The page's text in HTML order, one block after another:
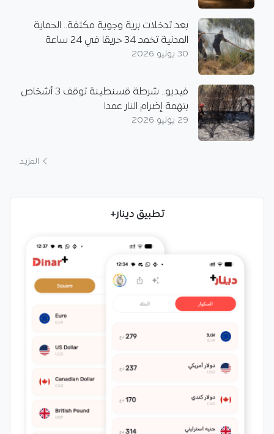
بعد تدخلات برية وجوية مكثفة.. الحماية
المدنية تخمد 34 حريقا في 24 ساعة
30 يوليو 2026
فيديو.. شرطة قسنطينة توقف 3 أشخاص
بتهمة إضرام النار عمدا
29 يوليو 2026
المزيد
تطبيق دينار+